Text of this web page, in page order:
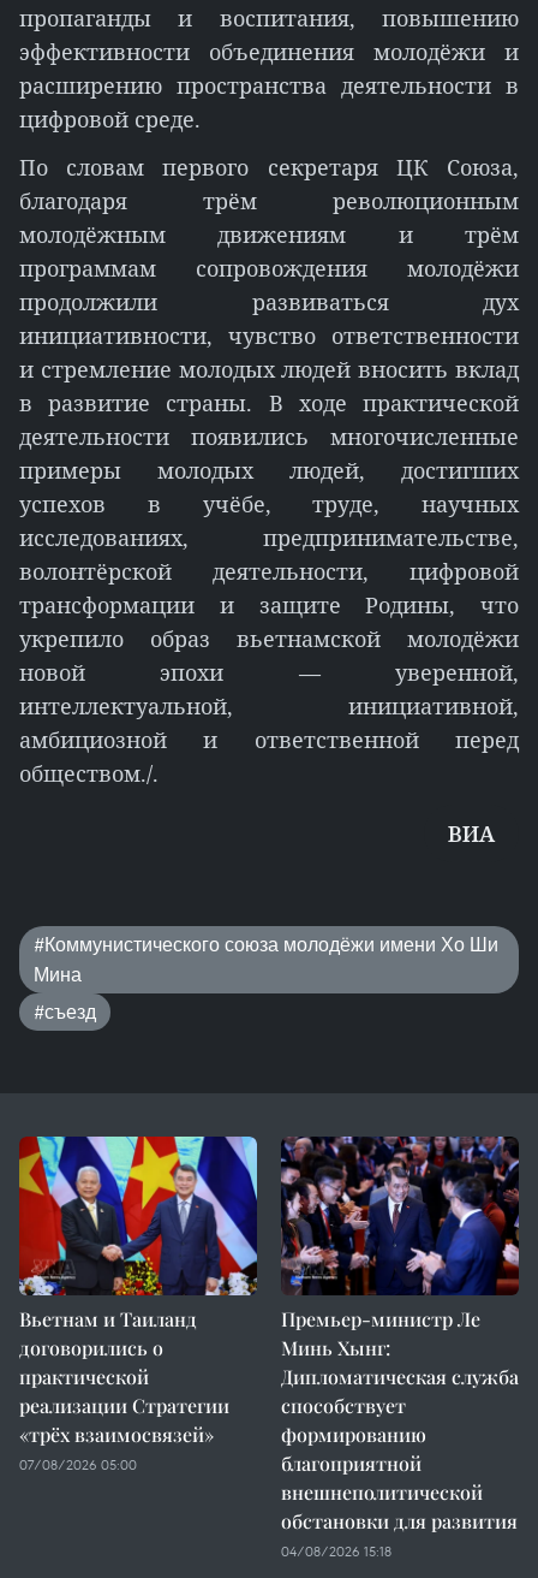
пропаганды и воспитания, повышению
эффективности объединения молодёжи и
расширению пространства деятельности в
цифровой среде.
По словам первого секретаря ЦК Союза,
благодаря трём революционным
молодёжным движениям и трём
программам сопровождения молодёжи
продолжили развиваться дух
инициативности, чувство ответственности
и стремление молодых людей вносить вклад
в развитие страны. В ходе практической
деятельности появились многочисленные
примеры молодых людей, достигших
успехов в учёбе, труде, научных
исследованиях, предпринимательстве,
волонтёрской деятельности, цифровой
трансформации и защите Родины, что
укрепило образ вьетнамской молодёжи
новой эпохи — уверенной,
интеллектуальной, инициативной,
амбициозной и ответственной перед
обществом./.
ВИA
#Коммунистического союза молодёжи имени Хо Ши
Мина
#съезд
Вьетнам и Таиланд
договорились о
практической
реализации Стратегии
«трёх взаимосвязей»
07/08/2026 05:00
Премьер-министр Ле
Минь Хынг:
Дипломатическая служба
способствует
формированию
благоприятной
внешнеполитической
обстановки для развития
04/08/2026 15:18